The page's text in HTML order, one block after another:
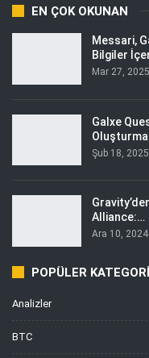
EN ÇOK OKUNAN
Messari,
Bilgiler
Mar 27, 2025
Galxe
Şub 18, 2025
Alliance:…
Ara 10, 2024
POPÜLER
Analizler
BTC